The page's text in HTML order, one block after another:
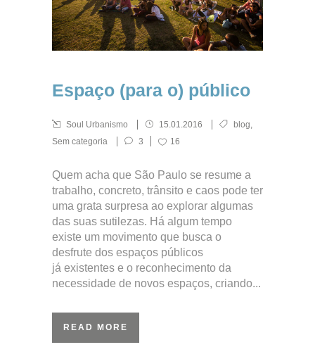
Espaço (para o) público
Soul Urbanismo 15.01.2016 blog,
Sem categoria
3 16
Quem acha que São Paulo se resume a
trabalho, concreto, trânsito e caos pode ter
uma grata surpresa ao explorar algumas
das suas sutilezas. Há algum tempo
existe um movimento que busca o
desfrute dos espaços públicos
já existentes e o reconhecimento da
necessidade de novos espaços, criando...
READ MORE